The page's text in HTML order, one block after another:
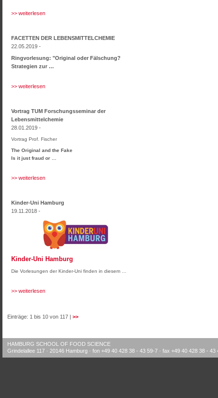
>> weiterlesen
FACETTEN DER LEBENSMITTELCHEMIE
22.05.2019 -
Ringvorlesung: "Original oder Fälschung?
Strategien zur …
>> weiterlesen
Vortrag TUM Forschungsseminar der
Lebensmittelchemie
28.01.2019 -
Vortrag Prof. Fischer
The Original and the Fake
Is it just fraud or …
>> weiterlesen
Kinder-Uni Hamburg
19.11.2018 -
Kinder-Uni Hamburg
Die Vorlesungen der Kinder-Uni finden in diesem …
>> weiterlesen
Einträge: 1 bis 10 von 117 | >>
HAMBURG SCHOOL OF FOOD SCIENCE
Grindelallee 117 · 20146 Hamburg · fon +49 40 428 38 - 43 59-7 · fax +49 40 428 38 - 43